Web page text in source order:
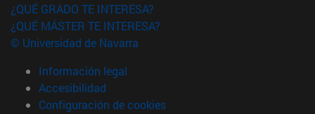
¿QUÉ GRADO TE INTERESA?
¿QUÉ MÁSTER TE INTERESA?
© Universidad de Navarra
Información legal
Accesibilidad
Configuración de cookies